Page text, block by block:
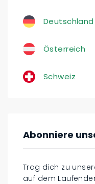
Deutschland
Österreich
Schweiz
Abonniere
Trag dich zu
auf dem